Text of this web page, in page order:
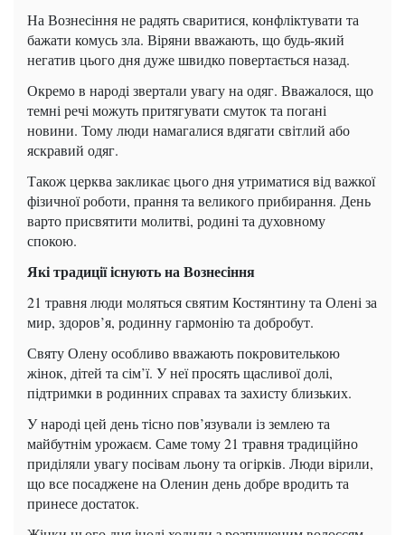
На Вознесіння не радять сваритися, конфліктувати та
бажати комусь зла. Віряни вважають, що будь-який
негатив цього дня дуже швидко повертається назад.
Окремо в народі звертали увагу на одяг. Вважалося, що
темні речі можуть притягувати смуток та погані
новини. Тому люди намагалися вдягати світлий або
яскравий одяг.
Також церква закликає цього дня утриматися від важкої
фізичної роботи, прання та великого прибирання. День
варто присвятити молитві, родині та духовному
спокою.
Які традиції існують на Вознесіння
21 травня люди моляться святим Костянтину та Олені за
мир, здоров’я, родинну гармонію та добробут.
Святу Олену особливо вважають покровителькою
жінок, дітей та сім’ї. У неї просять щасливої долі,
підтримки в родинних справах та захисту близьких.
У народі цей день тісно пов’язували із землею та
майбутнім урожаєм. Саме тому 21 травня традиційно
приділяли увагу посівам льону та огірків. Люди вірили,
що все посаджене на Оленин день добре вродить та
принесе достаток.